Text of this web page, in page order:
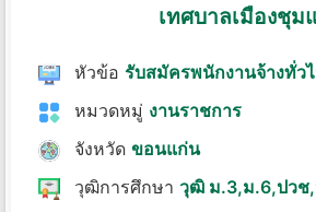
เทศบาลเมืองชุม
หัวข้อ รับสมัครพนักงานจ้างทั่ว
หมวดหมู่ งานราชการ
จังหวัด ขอนแก่น
วุฒิการศึกษา วุฒิ ม.3,ม.6,ปวช